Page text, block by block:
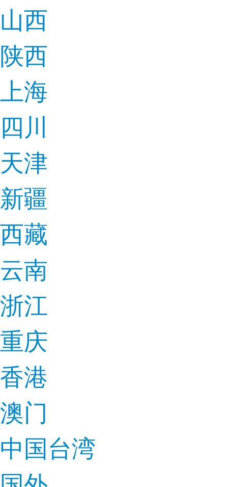
山西
陕西
上海
四川
天津
新疆
西藏
云南
浙江
重庆
香港
澳门
中国台湾